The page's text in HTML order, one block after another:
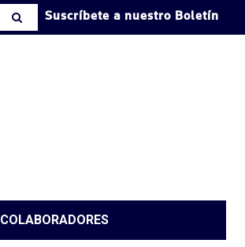
Suscríbete a nuestro Boletín
COLABORADORES